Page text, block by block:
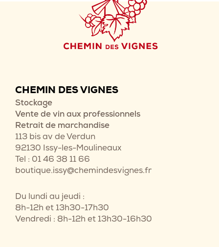
CHEMIN DES VIGNES
Stockage
Vente de vin aux professionnels
Retrait de marchandise
113 bis av de Verdun
92130 Issy-les-Moulineaux
Tel : 01 46 38 11 66
boutique.issy@chemindesvignes.fr
Du lundi au jeudi :
8h-12h et 13h30-17h30
Vendredi : 8h-12h et 13h30-16h30